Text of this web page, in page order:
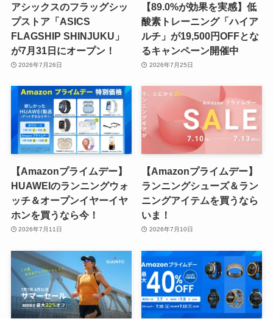
アシックスのフラッグシッ
プストア「ASICS
FLAGSHIP SHINJUKU」
が7月31日にオープン！
2026年7月26日
【89.0%が効果を実感】低
酸素トレーニング「ハイア
ルチ」が19,500円OFFとな
るキャンペーン開催中
2026年7月25日
【Amazonプライムデー】
HUAWEIのランニングウォ
ッチ＆オープンイヤーイヤ
ホンを買うなら今！
2026年7月11日
【Amazonプライムデー】
ランニングシューズ＆ラン
ニングアイテムを買うなら
いま！
2026年7月10日